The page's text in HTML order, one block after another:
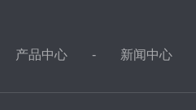
产品中心 新闻中心